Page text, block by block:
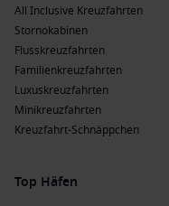
All Inclusive Kreuzfahrten
Stornokabinen
Flusskreuzfahrten
Familienkreuzfahrten
Luxuskreuzfahrten
Minikreuzfahrten
Kreuzfahrt-Schnäppchen
Top Häfen